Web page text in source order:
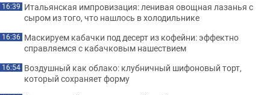
16:39 Итальянская импровизация: ленивая овощная лазанья с
сыром из того, что нашлось в холодильнике
16:36 Маскируем кабачки под десерт из кофейни: эффектно
справляемся с кабачковым нашествием
16:54 Воздушный как облако: клубничный шифоновый торт,
который сохраняет форму